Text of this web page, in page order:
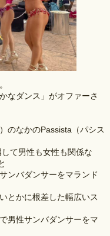
なダンス」がオファーさ
のなかのPassista（パシス
て男性も女性も関係な
ンバダンサーをマランド
とかに根差した幅広いス
男性サンバダンサーをマ